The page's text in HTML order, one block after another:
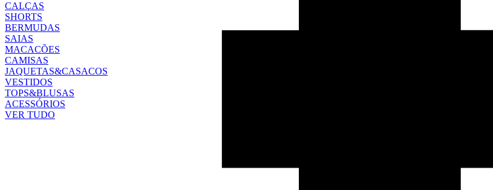
CALÇAS
SHORTS
BERMUDAS
SAIAS
MACACÕES
CAMISAS
JAQUETAS&CASACOS
VESTIDOS
TOPS&BLUSAS
ACESSÓRIOS
VER TUDO